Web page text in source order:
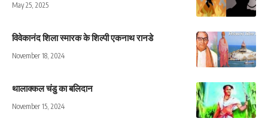
May 25, 2025
विवेकानंद शिला स्मारक के शिल्पी एकनाथ रानडे
November 18, 2024
थालाक्कल चंडु का बलिदान
November 15, 2024